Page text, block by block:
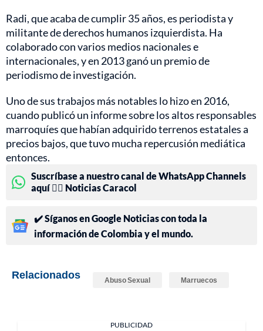
Radi, que acaba de cumplir 35 años, es periodista y
militante de derechos humanos izquierdista. Ha
colaborado con varios medios nacionales e
internacionales, y en 2013 ganó un premio de
periodismo de investigación.
Uno de sus trabajos más notables lo hizo en 2016,
cuando publicó un informe sobre los altos responsables
marroquíes que habían adquirido terrenos estatales a
precios bajos, que tuvo mucha repercusión mediática
entonces.
Suscríbase a nuestro canal de WhatsApp Channels
aquí 👉🏻 Noticias Caracol
✔️ Síganos en Google Noticias con toda la
información de Colombia y el mundo.
Relacionados Abuso Sexual Marruecos
PUBLICIDAD